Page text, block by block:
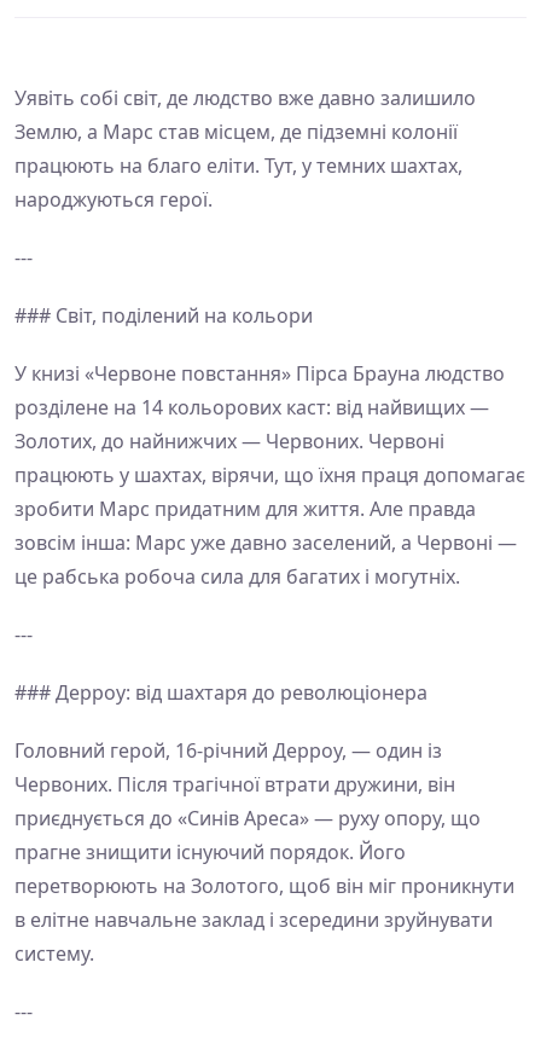
Уявіть собі світ, де людство вже давно залишило
Землю, а Марс став місцем, де підземні колонії
працюють на благо еліти. Тут, у темних шахтах,
народжуються герої.
---
### Світ, поділений на кольори
У книзі «Червоне повстання» Пірса Брауна людство
розділене на 14 кольорових каст: від найвищих —
Золотих, до найнижчих — Червоних. Червоні
працюють у шахтах, вірячи, що їхня праця допомагає
зробити Марс придатним для життя. Але правда
зовсім інша: Марс уже давно заселений, а Червоні —
це рабська робоча сила для багатих і могутніх.
---
### Дерроу: від шахтаря до революціонера
Головний герой, 16-річний Дерроу, — один із
Червоних. Після трагічної втрати дружини, він
приєднується до «Синів Ареса» — руху опору, що
прагне знищити існуючий порядок. Його
перетворюють на Золотого, щоб він міг проникнути
в елітне навчальне заклад і зсередини зруйнувати
систему.
---